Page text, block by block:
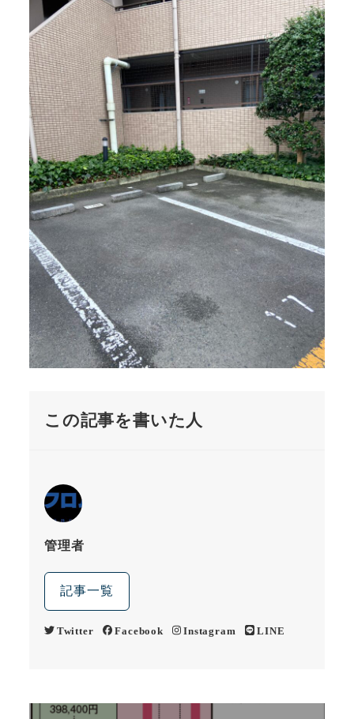
この記事を書いた人
管理者
記事一覧
Twitter Facebook Instagram LINE